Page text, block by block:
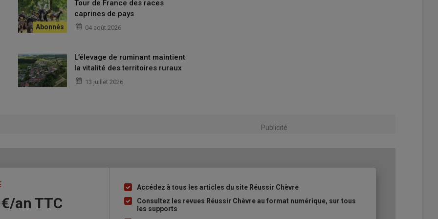
méconnueet travailler collectivement sur ses
le lien étroit entre cette production avec la dynamique
filière régional en Auvergne-Rhône-Alpes : promotion du
à l’investissement et actions de sensibilisation auprès
la fourchette »
Tour de France des races
caprines de pays
04 août 2026
L’élevage de ruminant maintient
la vitalité des territoires ruraux
13 juillet 2026
Publicité
an TTC
Liste
à
puce
Accédez à tous les articles du site Réussir Chèvre
Consultez les revues Réussir Chèvre au format numérique, sur tous
les supports